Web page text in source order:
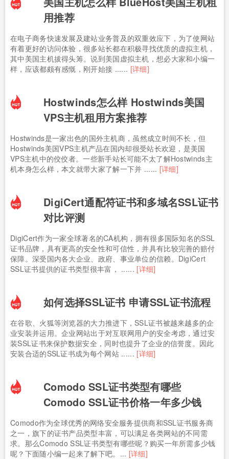
用推荐
在电子商务快速发展及建站业务普及的双重效应下，为了使网站
有着更好的访问体验，很多站长都在积极寻找优质的虚拟主机，
其中美国主机拔得头筹。说到美国虚拟主机，想必大家和小编一
样，应该都颇有感慨，刚开始接 ...... [详细]
Hostwinds怎么样 Hostwinds美国
VPS主机租用方案推荐
Hostwinds是一家出色的国外主机商，虽然成立时间不长，但
Hostwinds美国VPS主机产品在国内却很受站长欢迎，是美国
VPS主机中的佼佼者。一些新手站长可能不太了解Hostwinds主
机本身怎么样，本文就带大家了解一下并 ...... [详细]
DigiCert通配符证书和多域名SSL证书
对比评测
DigiCert作为一家全球著名的CA机构，拥有很多国际知名的SSL
证书品牌，具有更高的安全性和可信性，并具有比较完善的赔付
保障。深受国内各大企业、政府、事业单位的信赖。DigiCert
SSL证书提供的证书类型很丰富， ...... [详细]
如何选择SSL证书 申请SSL证书流程
在谷歌、火狐等浏览器的大力推进下，SSL证书被越来越多的企
业安装并运用。企业网站出于对互联网用户的安全考虑，通过安
装SSL证书来保护数据安全，同时也提升了企业的信誉度。因此
安装合适的SSL证书成为每个网站 ...... [详细]
Comodo SSL证书类型有哪些
Comodo SSL证书价格一年多少钱
Comodo作为全球优秀的网络安全服务提供商和SSL证书服务商
之一，旗下的证书产品类型丰富，可以满足各类网站的不同需
求。那么Comodo SSL证书类型有哪些呢？购买一年所需多少钱
呢？下面随小编一起来了解下吧。... [详细]